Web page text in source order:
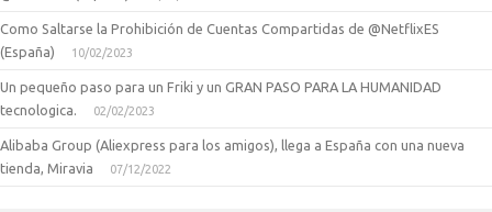
Como Saltarse la Prohibición de Cuentas Compartidas de @NetflixES
(España)
10/02/2023
Un pequeño paso para un Friki y un GRAN PASO PARA LA HUMANIDAD
tecnologica.
02/02/2023
Alibaba Group (Aliexpress para los amigos), llega a España con una nueva
tienda, Miravia
07/12/2022